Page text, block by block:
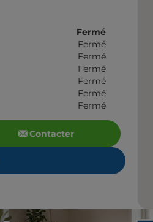
Fermé
Fermé
Fermé
Fermé
Fermé
Fermé
Fermé
Contacter